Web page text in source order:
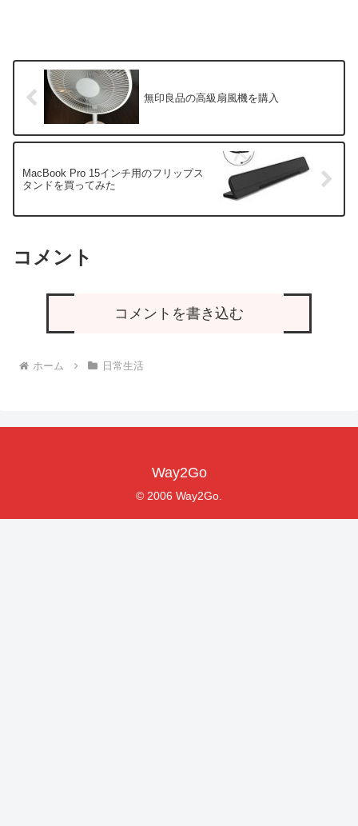
無印良品の高級扇風機を購入
MacBook Pro 15インチ用のフリップス
タンドを買ってみた
コメント
コメントを書き込む
ホーム 日常生活
Way2Go
© 2006 Way2Go.